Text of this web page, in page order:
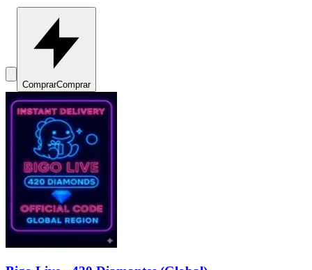
ComprarComprar